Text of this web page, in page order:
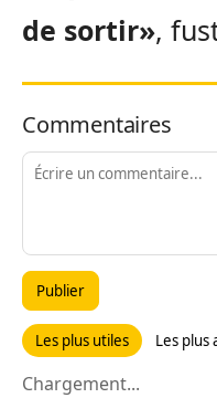
de sortir»,
Commentaires
Publier
Les plus utiles Les plus
Chargement...